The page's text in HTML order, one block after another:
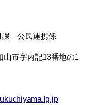
公民連携係
記13番地の1